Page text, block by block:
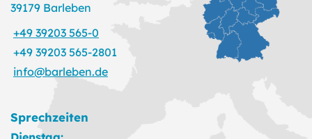
39179 Barleben
+49 39203 565-0
+49 39203 565-2801
info@barleben.de
Sprechzeiten